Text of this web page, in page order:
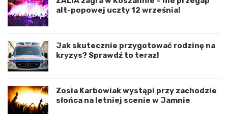
d
y
n
a
c
j
ę
r
z
w
i
e
d
r
o
g
o
w
p
o
alt-popowej uczty 12 września!
Jak skutecznie przygotować rodzinę na
kryzys? Sprawdź to teraz!
Zosia Karbowiak wystąpi przy zachodzie
słońca na letniej scenie w Jamnie